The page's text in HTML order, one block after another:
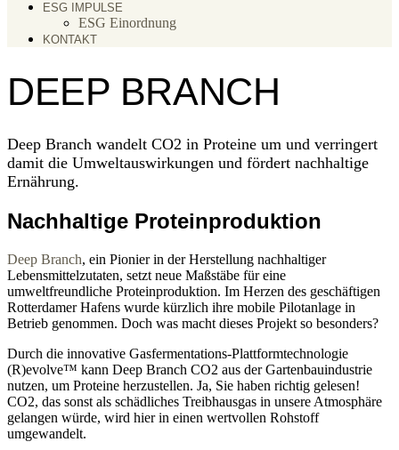
ESG IMPULSE
ESG Einordnung
KONTAKT
DEEP BRANCH
Deep Branch wandelt CO2 in Proteine um und verringert
damit die Umweltauswirkungen und fördert nachhaltige
Ernährung.
Nachhaltige Proteinproduktion
Deep Branch, ein Pionier in der Herstellung nachhaltiger
Lebensmittelzutaten, setzt neue Maßstäbe für eine
umweltfreundliche Proteinproduktion. Im Herzen des geschäftigen
Rotterdamer Hafens wurde kürzlich ihre mobile Pilotanlage in
Betrieb genommen. Doch was macht dieses Projekt so besonders?
Durch die innovative Gasfermentations-Plattformtechnologie
(R)evolve™ kann Deep Branch CO2 aus der Gartenbauindustrie
nutzen, um Proteine herzustellen. Ja, Sie haben richtig gelesen!
CO2, das sonst als schädliches Treibhausgas in unsere Atmosphäre
gelangen würde, wird hier in einen wertvollen Rohstoff
umgewandelt.